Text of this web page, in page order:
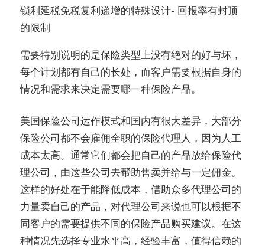
锁利延税免税复利递增的特殊设计- 回报率有封顶
的限制
需要特别说明的是保险类型上没有绝对的好与坏，
每个计划都有自己的长处，而客户需要根据自身的
情况和需求来决定需要哪一种保险产品。
美国保险公司运作模式和国内有很大差异，大部分
保险公司都不会雇佣全职的保险代理人，因为人工
成本太高。通常它们都会把自己的产品放给保险代
理公司，由这些公司去帮助售卖并给与一定佣金。
这样的好处在于能降低成本，借助众多代理公司的
力量卖自己的产品，对代理公司来说也可以根据不
同客户的需要提供不同的保险产品购买建议。在这
种情况先选择专业水平高，经验丰富，值得信赖的